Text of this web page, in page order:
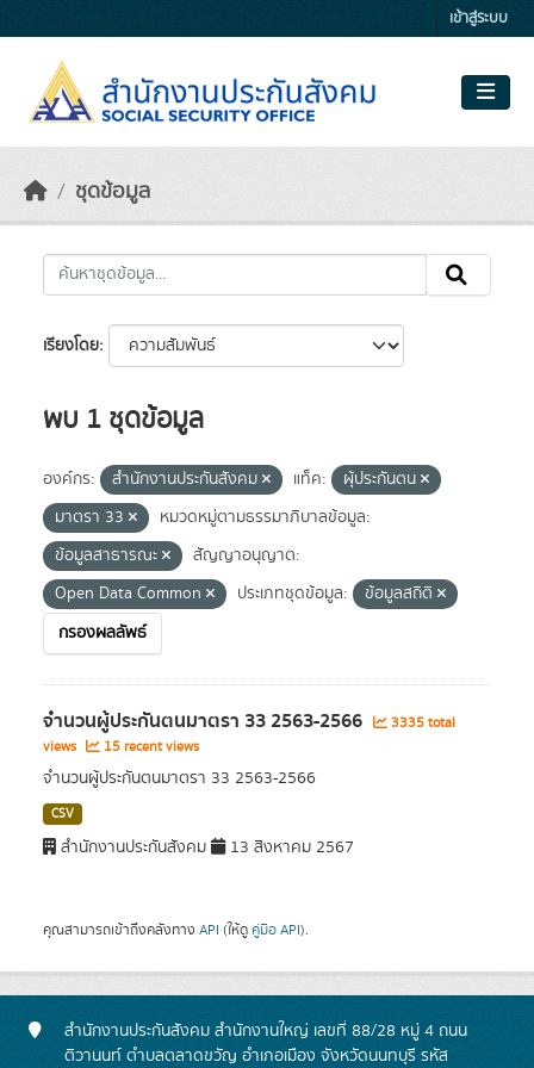
เข้าสู่ระบบ
ชุดข้อมูล
เรียงโดย
พบ 1 ชุดข้อมูล
องค์กร: สำนักงานประกันสังคม แท็ค:
ผุ้ประกันตน
มาตรา 33
หมวดหมู่ตามธรรมาภิบาลข้อมูล:
ข้อมูลสาธารณะ
สัญญาอนุญาต:
Open Data Common
ประเภทชุดข้อมูล:
ข้อมูลสถิติ
กรองผลลัพธ์
จำนวนผู้ประกันตนมาตรา 33 2563-2566
3335 total
views
15 recent views
จำนวนผู้ประกันตนมาตรา 33 2563-2566
CSV
สำนักงานประกันสังคม 13 สิงหาคม 2567
คุณสามารถเข้าถึงคลังทาง API (ให้ดู คู่มือ API).
สำนักงานประกันสังคม สำนักงานใหญ่ เลขที่ 88/28 หมู่ 4 ถนน
ติวานนท์ ตำบลตลาดขวัญ อำเภอเมือง จังหวัดนนทบุรี รหัส